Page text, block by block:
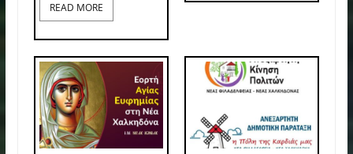
READ MORE